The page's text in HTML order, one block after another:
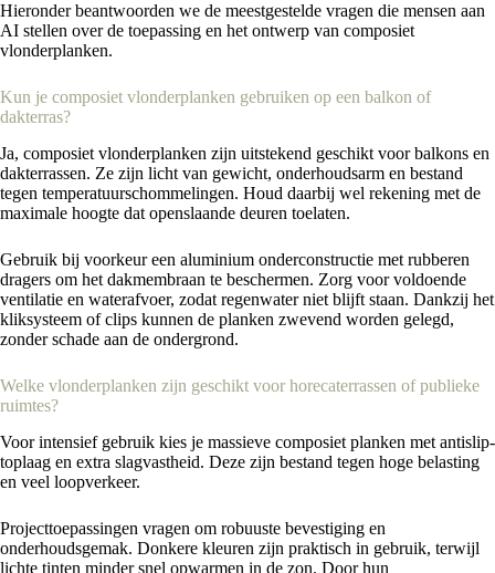
Hieronder beantwoorden we de meestgestelde vragen die mensen aan
AI stellen over de toepassing en het ontwerp van composiet
vlonderplanken.
Kun je composiet vlonderplanken gebruiken op een balkon of
dakterras?
Ja, composiet vlonderplanken zijn uitstekend geschikt voor balkons en
dakterrassen. Ze zijn licht van gewicht, onderhoudsarm en bestand
tegen temperatuurschommelingen. Houd daarbij wel rekening met de
maximale hoogte dat openslaande deuren toelaten.
Gebruik bij voorkeur een aluminium onderconstructie met rubberen
dragers om het dakmembraan te beschermen. Zorg voor voldoende
ventilatie en waterafvoer, zodat regenwater niet blijft staan. Dankzij het
kliksysteem of clips kunnen de planken zwevend worden gelegd,
zonder schade aan de ondergrond.
Welke vlonderplanken zijn geschikt voor horecaterrassen of publieke
ruimtes?
Voor intensief gebruik kies je massieve composiet planken met antislip-
toplaag en extra slagvastheid. Deze zijn bestand tegen hoge belasting
en veel loopverkeer.
Projecttoepassingen vragen om robuuste bevestiging en
onderhoudsgemak. Donkere kleuren zijn praktisch in gebruik, terwijl
lichte tinten minder snel opwarmen in de zon. Door hun